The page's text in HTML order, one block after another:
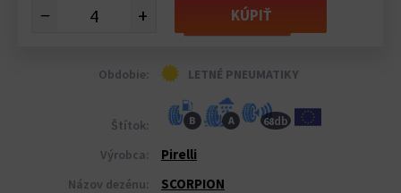
− + KÚPIŤ
Obdobie: LETNÉ PNEUMATIKY
Štítok: B A 68db
Výrobca: Pirelli
Názov dezénu: SCORPION